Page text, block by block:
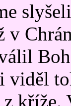
viděl
kříže.